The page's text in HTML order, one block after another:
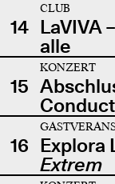
14
CLUB
LaVIVA
alle
15
KONZERT
16 Explora
Extrem